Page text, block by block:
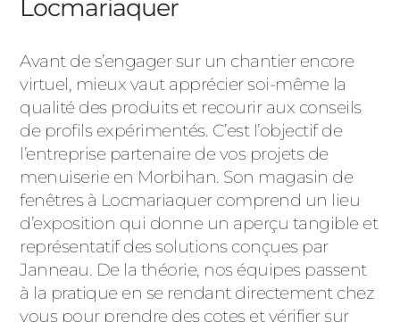
Locmariaquer
Avant de s’engager sur un chantier encore
virtuel, mieux vaut apprécier soi-même la
qualité des produits et recourir aux conseils
de profils expérimentés. C’est l’objectif de
l’entreprise partenaire de vos projets de
menuiserie en Morbihan. Son magasin de
fenêtres à Locmariaquer comprend un lieu
d’exposition qui donne un aperçu tangible et
représentatif des solutions conçues par
Janneau. De la théorie, nos équipes passent
à la pratique en se rendant directement chez
vous pour prendre des cotes et vérifier sur